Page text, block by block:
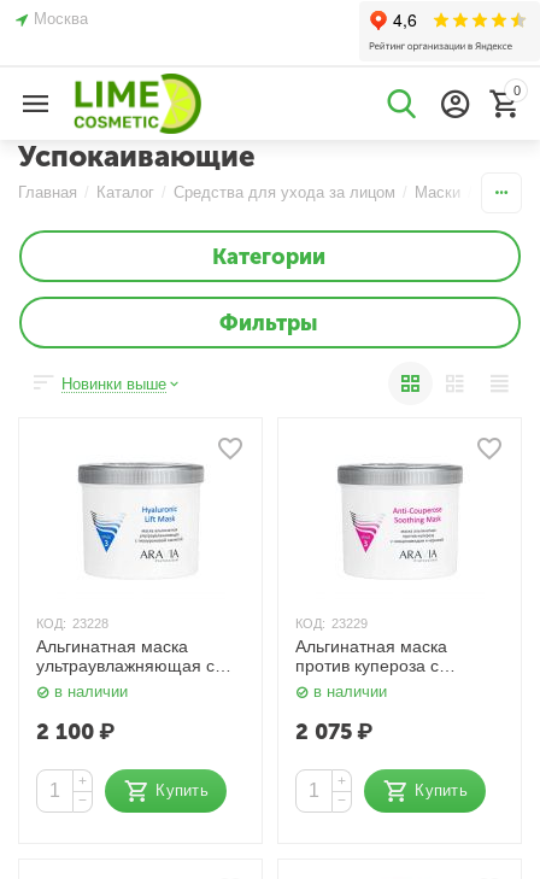
Москва
0
Успокаивающие
Главная / Каталог / Средства для ухода за лицом / Маски
Категории
Фильтры
Новинки выше
КОД: 23228
Альгинатная маска
ультраувлажняющая с
гиалуроновой кислотой
550 мл Aravia
в наличии
2 100₽
+
−
Купить
КОД: 23229
Альгинатная маска
против купероза с
ниацинамидом и
черникой 550 мл Aravia
в наличии
2 075₽
+
−
Купить